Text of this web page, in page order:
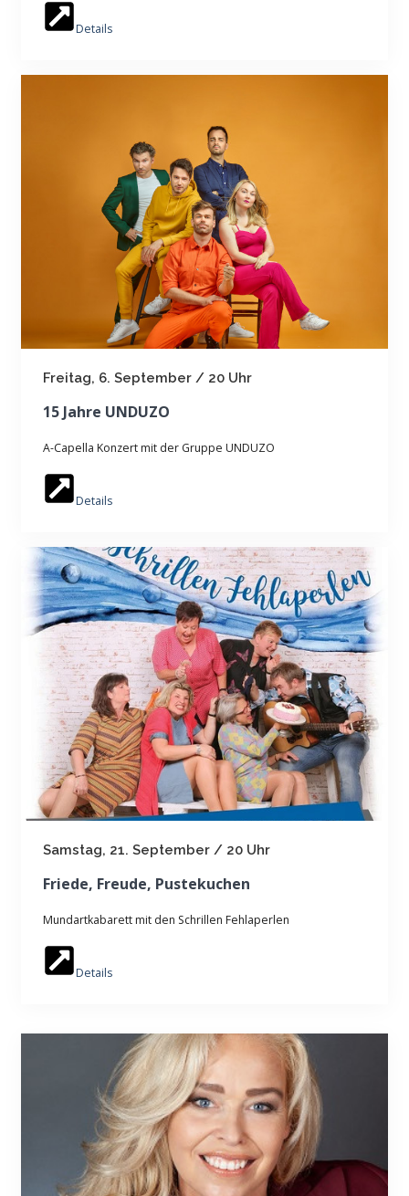
Details
Freitag, 6. September / 20 Uhr
15 Jahre UNDUZO
A-Capella Konzert mit der Gruppe UNDUZO
Details
Samstag, 21. September / 20 Uhr
Friede, Freude, Pustekuchen
Mundartkabarett mit den Schrillen Fehlaperlen
Details